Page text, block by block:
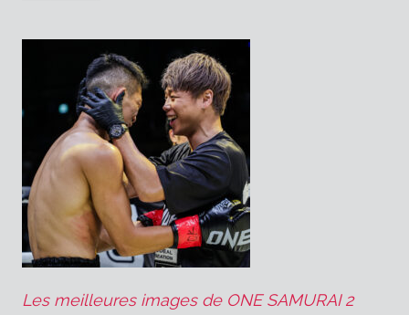
Les meilleures images de ONE SAMURAI 2